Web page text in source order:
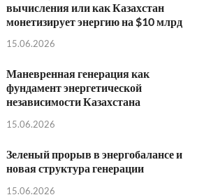
вычисления или как Казахстан
монетизирует энергию на $10 млрд
15.06.2026
Маневренная генерация как
фундамент энергетической
независимости Казахстана
15.06.2026
Зеленый прорыв в энергобалансе и
новая структура генерации
15.06.2026